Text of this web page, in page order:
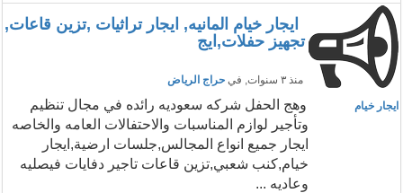
ايجار خيام المانيه, ايجار تراثيات ,تزين قاعات,
تجهيز حفلات,ايج
منذ ٣ سنوات , في حراج الرياض
ايجار خيام
وهج الحفل شركه سعوديه رائده في مجال تنظيم
وتأجير لوازم المناسبات والاحتفالات العامه والخاصه
ايجار جميع انواع المجالس,جلسات ارضية,ايجار
خيام,كنب شعبي,تزين قاعات تاجير دفايات فيصليه
وعاديه ...